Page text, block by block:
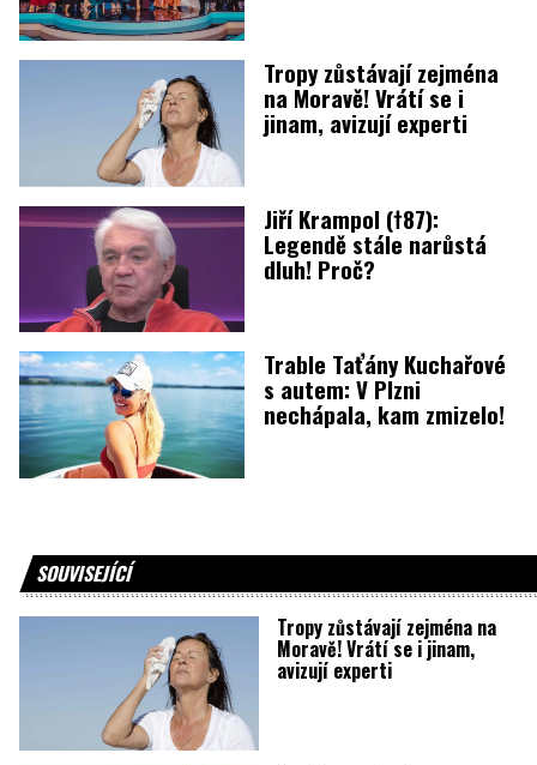
Tropy zůstávají zejména
na Moravě! Vrátí se i
jinam, avizují experti
Jiří Krampol (†87):
Legendě stále narůstá
dluh! Proč?
Trable Taťány Kuchařové
s autem: V Plzni
nechápala, kam zmizelo!
SOUVISEJÍCÍ
Tropy zůstávají zejména na
Moravě! Vrátí se i jinam,
avizují experti